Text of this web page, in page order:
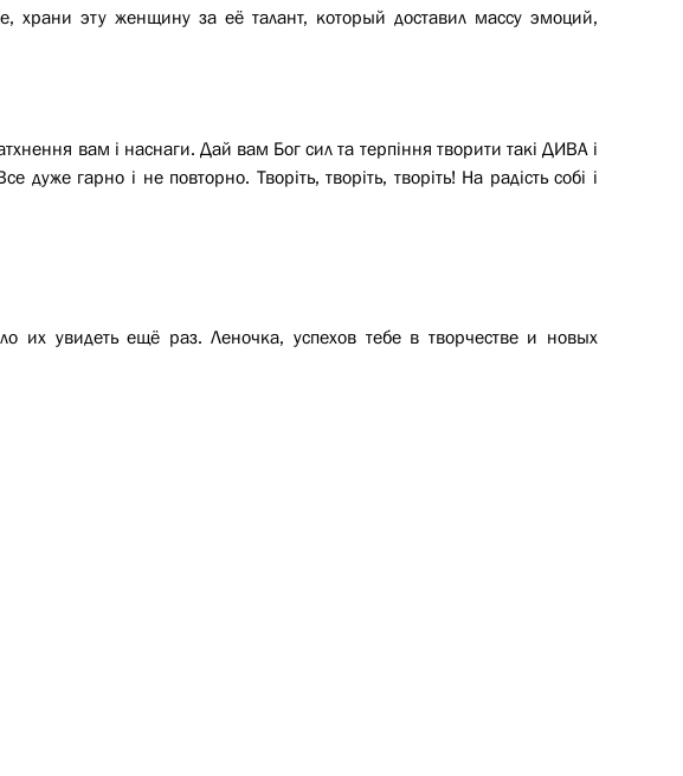
храни эту женщину за её талант, который доставил массу эмоций,
вам і наснаги. Дай вам Бог сил та терпіння творити такі ДИВА і
дуже гарно і не повторно. Творіть, творіть, творіть! На радість собі і
их увидеть ещё раз. Леночка, успехов тебе в творчестве и новых